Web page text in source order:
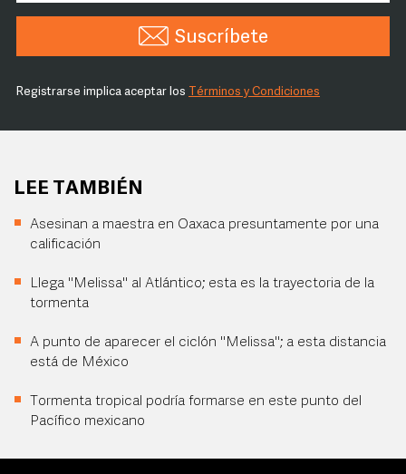
Suscríbete
Registrarse implica aceptar los Términos y Condiciones
LEE TAMBIÉN
Asesinan a maestra en Oaxaca presuntamente por una
calificación
Llega "Melissa" al Atlántico; esta es la trayectoria de la
tormenta
A punto de aparecer el ciclón "Melissa"; a esta distancia
está de México
Tormenta tropical podría formarse en este punto del
Pacífico mexicano